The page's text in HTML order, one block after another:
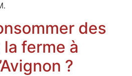
des
ferme à
?